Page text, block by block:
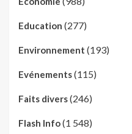
Education (277)
Environnement (193)
Evénements(115)
Faits divers(246)
Flash Info(1 548)